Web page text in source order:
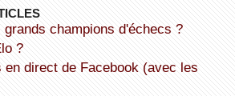
grands champions d'échecs ?
?